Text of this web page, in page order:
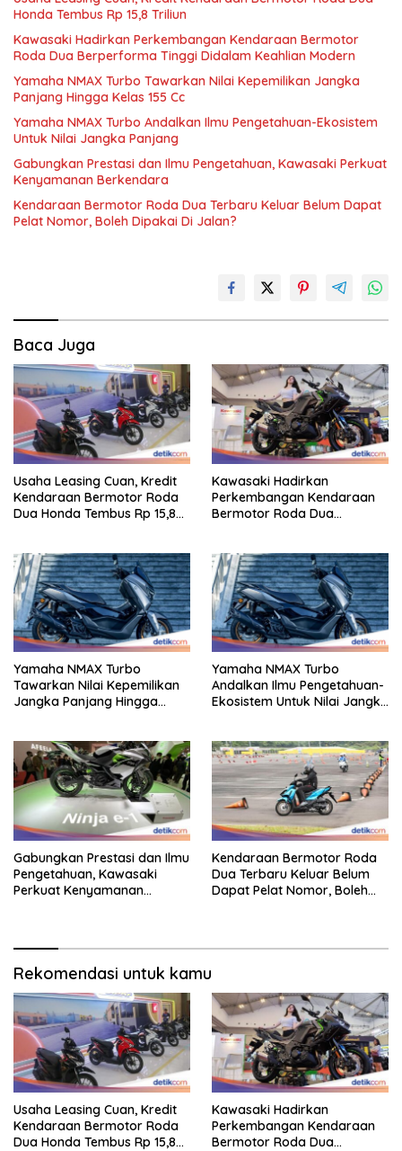
Honda Tembus Rp 15,8 Triliun
Kawasaki Hadirkan Perkembangan Kendaraan Bermotor
Roda Dua Berperforma Tinggi Didalam Keahlian Modern
Yamaha NMAX Turbo Tawarkan Nilai Kepemilikan Jangka
Panjang Hingga Kelas 155 Cc
Yamaha NMAX Turbo Andalkan Ilmu Pengetahuan-Ekosistem
Untuk Nilai Jangka Panjang
Gabungkan Prestasi dan Ilmu Pengetahuan, Kawasaki Perkuat
Kenyamanan Berkendara
Kendaraan Bermotor Roda Dua Terbaru Keluar Belum Dapat
Pelat Nomor, Boleh Dipakai Di Jalan?
Baca Juga
Usaha Leasing Cuan, Kredit
Kendaraan Bermotor Roda
Dua Honda Tembus Rp 15,8
Kawasaki Hadirkan
Perkembangan Kendaraan
Bermotor Roda Dua
Yamaha NMAX Turbo
Tawarkan Nilai Kepemilikan
Jangka Panjang Hingga
Yamaha NMAX Turbo
Andalkan Ilmu Pengetahuan-
Ekosistem Untuk Nilai Jangka
Gabungkan Prestasi dan Ilmu
Pengetahuan, Kawasaki
Perkuat Kenyamanan
Kendaraan Bermotor Roda
Dua Terbaru Keluar Belum
Dapat Pelat Nomor, Boleh
Rekomendasi untuk kamu
Usaha Leasing Cuan, Kredit
Kendaraan Bermotor Roda
Dua Honda Tembus Rp 15,8
Kawasaki Hadirkan
Perkembangan Kendaraan
Bermotor Roda Dua